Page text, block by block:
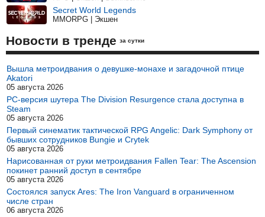
Secret World Legends
MMORPG | Экшен
Новости в тренде за сутки
Вышла метроидвания о девушке-монахе и загадочной птице
Akatori
05 августа 2026
PC-версия шутера The Division Resurgence стала доступна в
Steam
05 августа 2026
Первый синематик тактической RPG Angelic: Dark Symphony от
бывших сотрудников Bungie и Crytek
05 августа 2026
Нарисованная от руки метроидвания Fallen Tear: The Ascension
покинет ранний доступ в сентябре
05 августа 2026
Состоялся запуск Ares: The Iron Vanguard в ограниченном
числе стран
06 августа 2026